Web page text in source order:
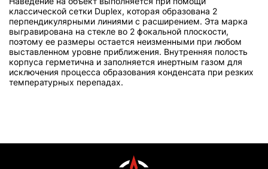
классической сетки Duplex, которая образована 2
перпендикулярными линиями с расширением. Эта марка
выгравирована на стекле во 2 фокальной плоскости,
поэтому ее размеры остается неизменными при любом
выставленном уровне приближения. Внутренняя полость
корпуса герметична и заполняется инертным газом для
исключения процесса образования конденсата при резких
температурных перепадах.